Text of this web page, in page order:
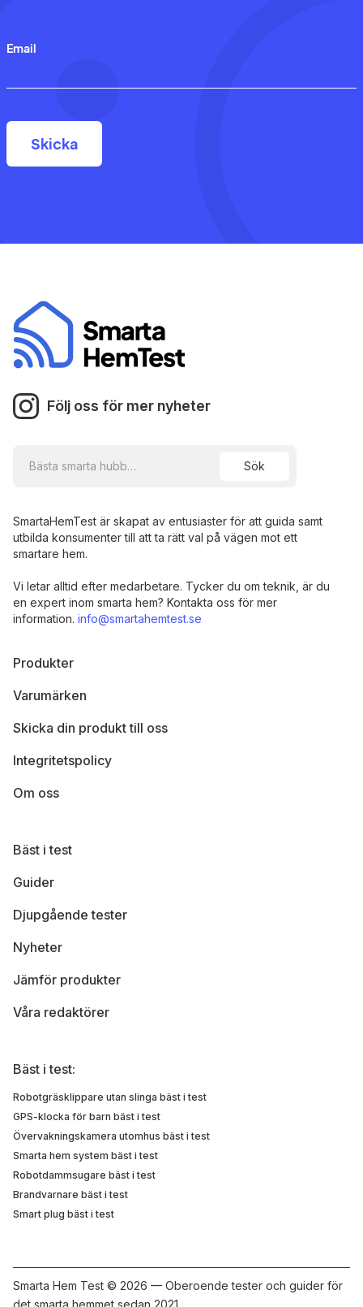
Email
Bäst i test
Guider
Djupgående tester
Nyheter
Jämför produkter
Våra redaktörer
Produkter
Varumärken
Skicka din produkt till oss
Integritetspolicy
Om oss
Följ oss för mer nyheter
SmartaHemTest är skapat av entusiaster för att guida samt
utbilda konsumenter till att ta rätt val på vägen mot ett
smartare hem.
Vi letar alltid efter medarbetare. Tycker du om teknik, är du
en expert inom smarta hem? Kontakta oss för mer
information. info@smartahemtest.se
Bäst i test:
Robotgräsklippare utan slinga bäst i test
GPS-klocka för barn bäst i test
Övervakningskamera utomhus bäst i test
Smarta hem system bäst i test
Robotdammsugare bäst i test
Brandvarnare bäst i test
Smart plug bäst i test
Smarta Hem Test © 2026 — Oberoende tester och guider för
det smarta hemmet sedan 2021